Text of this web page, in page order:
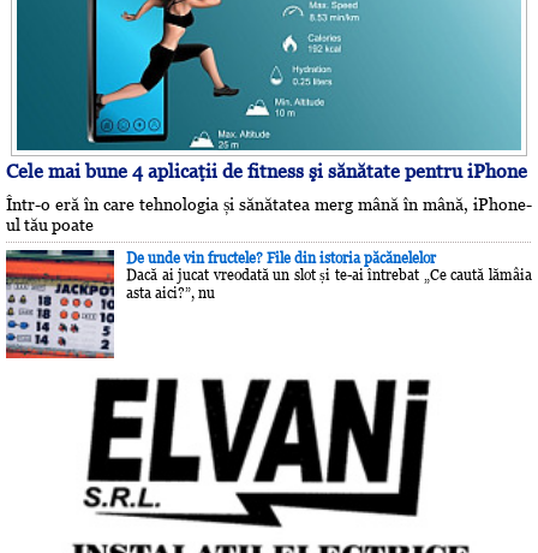
Cele mai bune 4 aplicaţii de fitness şi sănătate pentru iPhone
Într-o eră în care tehnologia și sănătatea merg mână în mână, iPhone-
ul tău poate
De unde vin fructele? File din istoria păcănelelor
Dacă ai jucat vreodată un slot și te-ai întrebat „Ce caută lămâia
asta aici?”, nu